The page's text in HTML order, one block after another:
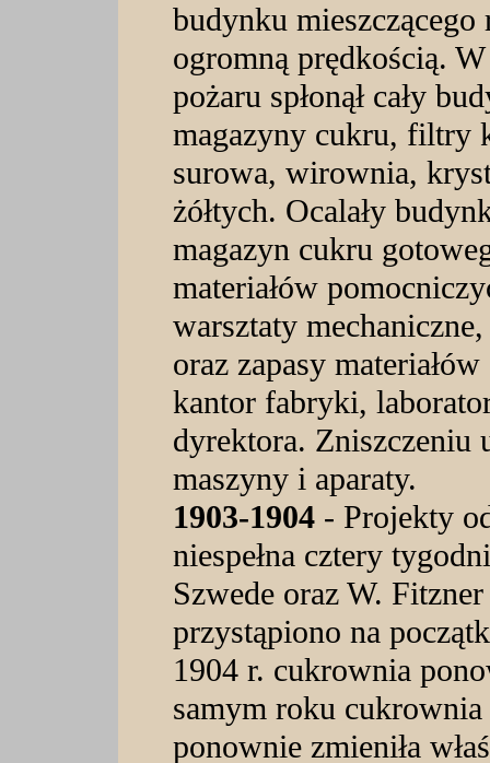
budynku mieszczącego
ogromną prędkością.
pożaru spłonął cały
magazyny cukru, filtry
surowa, wirownia,
żółtych. Ocalały
magazyn cukru
materiałów
warsztaty
oraz zapasy
kantor fabryki,
dyrektora. Zniszczeniu
maszyny i aparaty.
1903-1904 - Projekty
niespełna cztery
Szwede oraz W.
przystąpiono na
1904 r. cukrownia
samym roku cukrownia
ponownie zmieniła